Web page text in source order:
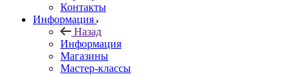
Контакты
Информация
Назад
Информация
Магазины
Мастер-классы